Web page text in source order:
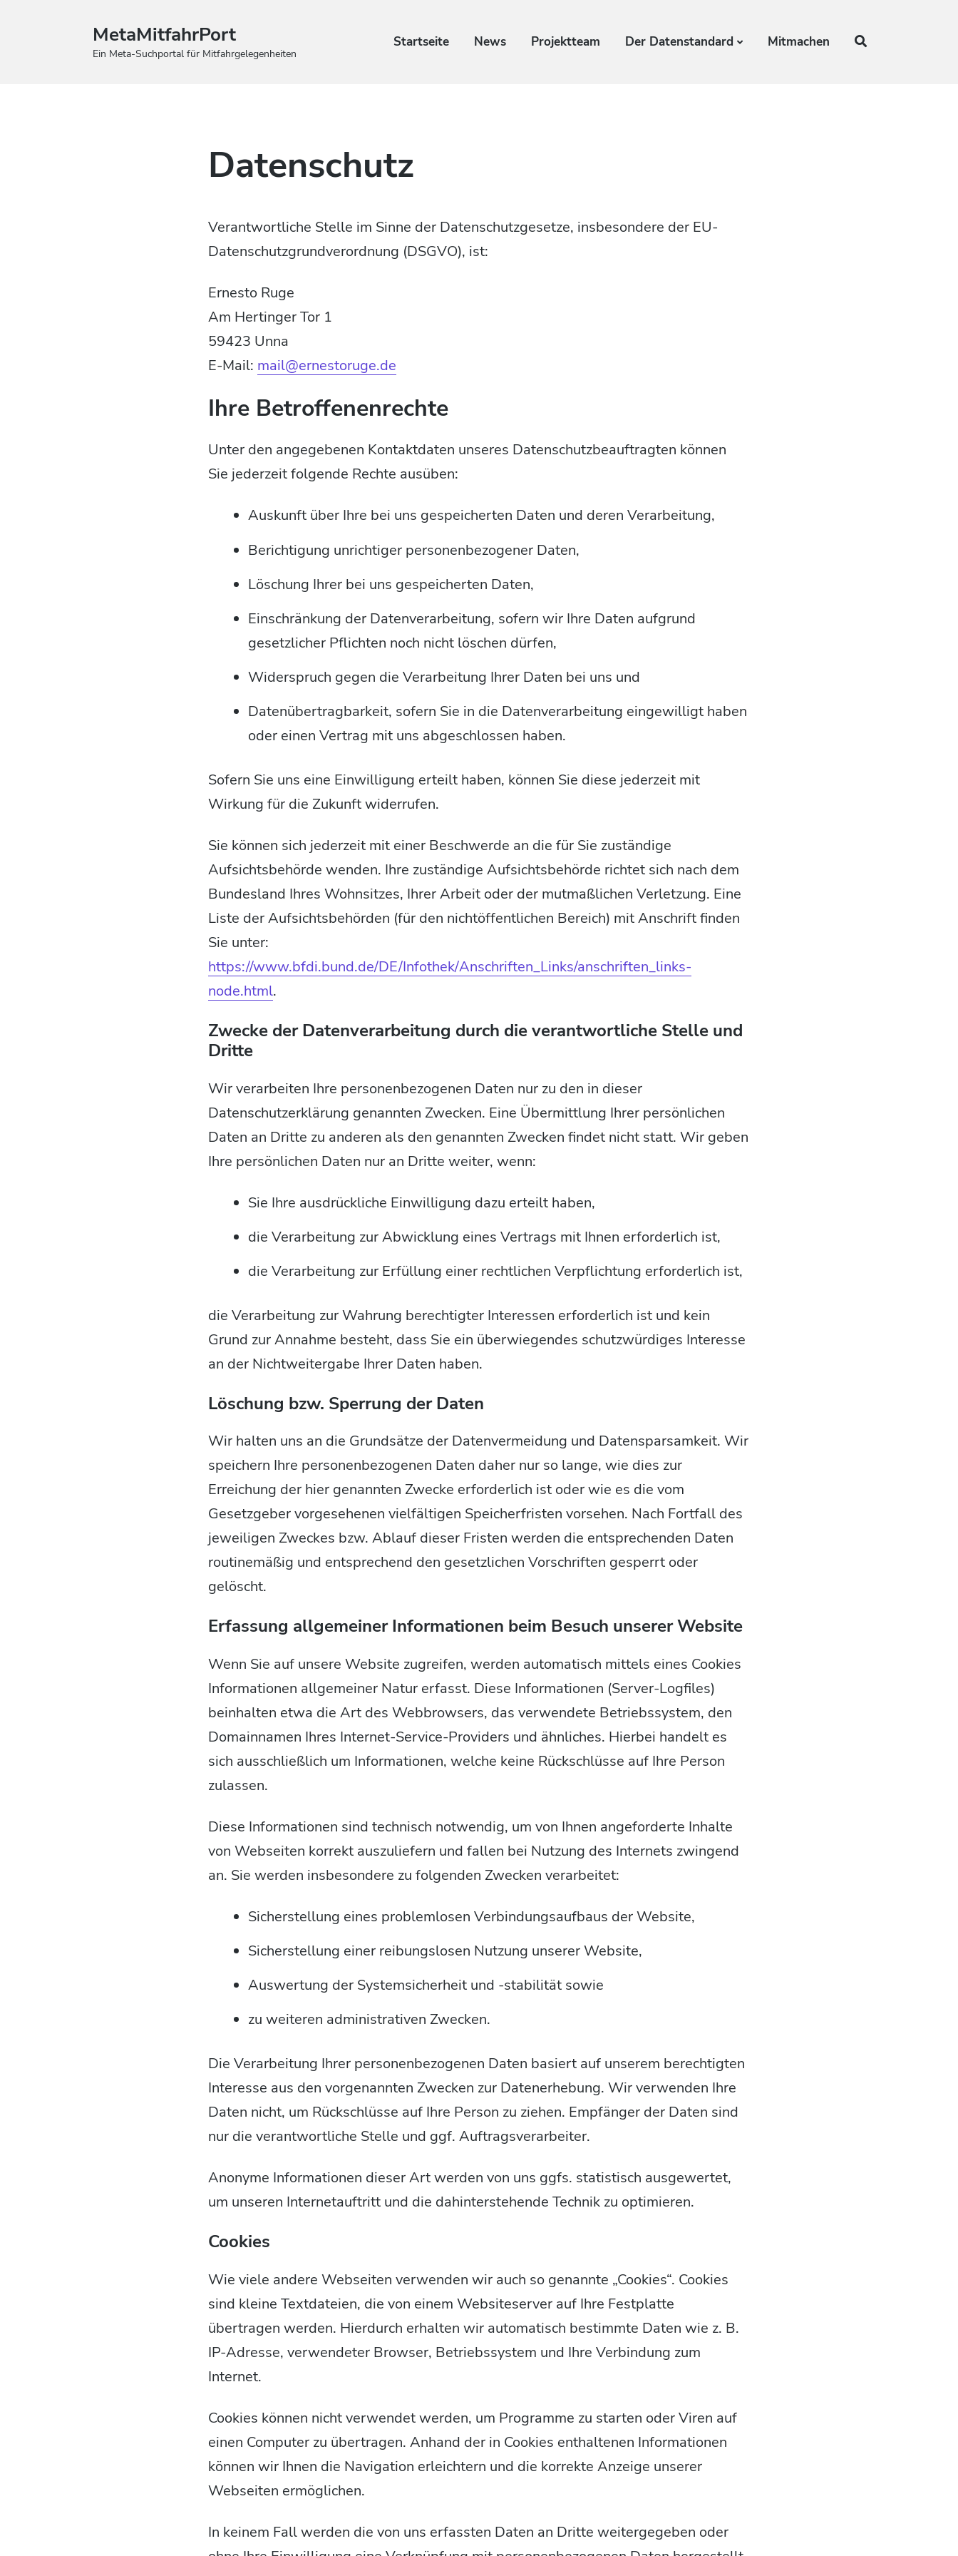
MetaMitfahrPort
Ein Meta-Suchportal für Mitfahrgelegenheiten
Startseite News Projektteam Der Datenstandard Mitmachen
Datenschutz
Verantwortliche Stelle im Sinne der Datenschutzgesetze, insbesondere der EU-
Datenschutzgrundverordnung (DSGVO), ist:
Ernesto Ruge
Am Hertinger Tor 1
59423 Unna
E-Mail: mail@ernestoruge.de
Ihre Betroffenenrechte
Unter den angegebenen Kontaktdaten unseres Datenschutzbeauftragten können
Sie jederzeit folgende Rechte ausüben:
Auskunft über Ihre bei uns gespeicherten Daten und deren Verarbeitung,
Berichtigung unrichtiger personenbezogener Daten,
Löschung Ihrer bei uns gespeicherten Daten,
Einschränkung der Datenverarbeitung, sofern wir Ihre Daten aufgrund
gesetzlicher Pflichten noch nicht löschen dürfen,
Widerspruch gegen die Verarbeitung Ihrer Daten bei uns und
Datenübertragbarkeit, sofern Sie in die Datenverarbeitung eingewilligt haben
oder einen Vertrag mit uns abgeschlossen haben.
Sofern Sie uns eine Einwilligung erteilt haben, können Sie diese jederzeit mit
Wirkung für die Zukunft widerrufen.
Sie können sich jederzeit mit einer Beschwerde an die für Sie zuständige
Aufsichtsbehörde wenden. Ihre zuständige Aufsichtsbehörde richtet sich nach dem
Bundesland Ihres Wohnsitzes, Ihrer Arbeit oder der mutmaßlichen Verletzung. Eine
Liste der Aufsichtsbehörden (für den nichtöffentlichen Bereich) mit Anschrift finden
Sie unter:
https://www.bfdi.bund.de/DE/Infothek/Anschriften_Links/anschriften_links-
node.html.
Zwecke der Datenverarbeitung durch die verantwortliche Stelle und
Dritte
Wir verarbeiten Ihre personenbezogenen Daten nur zu den in dieser
Datenschutzerklärung genannten Zwecken. Eine Übermittlung Ihrer persönlichen
Daten an Dritte zu anderen als den genannten Zwecken findet nicht statt. Wir geben
Ihre persönlichen Daten nur an Dritte weiter, wenn:
Sie Ihre ausdrückliche Einwilligung dazu erteilt haben,
die Verarbeitung zur Abwicklung eines Vertrags mit Ihnen erforderlich ist,
die Verarbeitung zur Erfüllung einer rechtlichen Verpflichtung erforderlich ist,
die Verarbeitung zur Wahrung berechtigter Interessen erforderlich ist und kein
Grund zur Annahme besteht, dass Sie ein überwiegendes schutzwürdiges Interesse
an der Nichtweitergabe Ihrer Daten haben.
Löschung bzw. Sperrung der Daten
Wir halten uns an die Grundsätze der Datenvermeidung und Datensparsamkeit. Wir
speichern Ihre personenbezogenen Daten daher nur so lange, wie dies zur
Erreichung der hier genannten Zwecke erforderlich ist oder wie es die vom
Gesetzgeber vorgesehenen vielfältigen Speicherfristen vorsehen. Nach Fortfall des
jeweiligen Zweckes bzw. Ablauf dieser Fristen werden die entsprechenden Daten
routinemäßig und entsprechend den gesetzlichen Vorschriften gesperrt oder
gelöscht.
Erfassung allgemeiner Informationen beim Besuch unserer Website
Wenn Sie auf unsere Website zugreifen, werden automatisch mittels eines Cookies
Informationen allgemeiner Natur erfasst. Diese Informationen (Server-Logfiles)
beinhalten etwa die Art des Webbrowsers, das verwendete Betriebssystem, den
Domainnamen Ihres Internet-Service-Providers und ähnliches. Hierbei handelt es
sich ausschließlich um Informationen, welche keine Rückschlüsse auf Ihre Person
zulassen.
Diese Informationen sind technisch notwendig, um von Ihnen angeforderte Inhalte
von Webseiten korrekt auszuliefern und fallen bei Nutzung des Internets zwingend
an. Sie werden insbesondere zu folgenden Zwecken verarbeitet:
Sicherstellung eines problemlosen Verbindungsaufbaus der Website,
Sicherstellung einer reibungslosen Nutzung unserer Website,
Auswertung der Systemsicherheit und -stabilität sowie
zu weiteren administrativen Zwecken.
Die Verarbeitung Ihrer personenbezogenen Daten basiert auf unserem berechtigten
Interesse aus den vorgenannten Zwecken zur Datenerhebung. Wir verwenden Ihre
Daten nicht, um Rückschlüsse auf Ihre Person zu ziehen. Empfänger der Daten sind
nur die verantwortliche Stelle und ggf. Auftragsverarbeiter.
Anonyme Informationen dieser Art werden von uns ggfs. statistisch ausgewertet,
um unseren Internetauftritt und die dahinterstehende Technik zu optimieren.
Cookies
Wie viele andere Webseiten verwenden wir auch so genannte „Cookies“. Cookies
sind kleine Textdateien, die von einem Websiteserver auf Ihre Festplatte
übertragen werden. Hierdurch erhalten wir automatisch bestimmte Daten wie z. B.
IP-Adresse, verwendeter Browser, Betriebssystem und Ihre Verbindung zum
Internet.
Cookies können nicht verwendet werden, um Programme zu starten oder Viren auf
einen Computer zu übertragen. Anhand der in Cookies enthaltenen Informationen
können wir Ihnen die Navigation erleichtern und die korrekte Anzeige unserer
Webseiten ermöglichen.
In keinem Fall werden die von uns erfassten Daten an Dritte weitergegeben oder